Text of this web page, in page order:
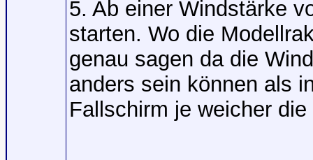
5. Ab einer Windstärke
starten. Wo die
genau sagen da die
anders sein können als
Fallschirm je weicher